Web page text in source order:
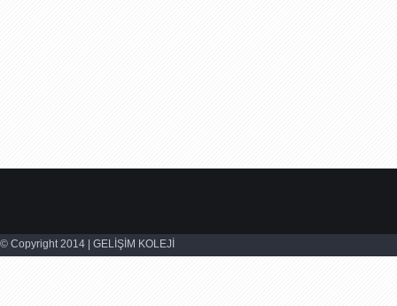
© Copyright 2014 | GELİŞİM KOLEJİ